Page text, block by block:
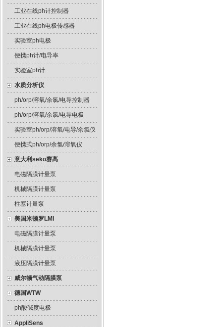
工业在线ph计控制器
工业在线ph电极传感器
实验室ph电极
便携ph计/电导率
实验室ph计
水质分析仪
ph/orp/溶氧/余氯/电导控制器
ph/orp/溶氧/余氯/电导电极
实验室ph/orp/溶氧/电导/余氯仪
便携式ph/orp/余氯/溶氧仪
意大利seko赛高
电磁隔膜计量泵
机械隔膜计量泵
柱塞计量泵
美国米顿罗LMI
电磁隔膜计量泵
机械隔膜计量泵
液压隔膜计量泵
威尔顿气动隔膜泵
德国WTW
ph酸碱度电极
AppliSens